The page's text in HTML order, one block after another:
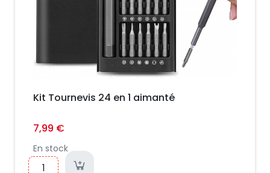
Kit Tournevis 24 en 1 aimanté
7,99 €
En stock